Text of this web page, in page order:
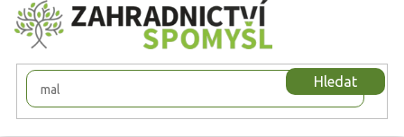
Přejít
na
obsah
Hledat